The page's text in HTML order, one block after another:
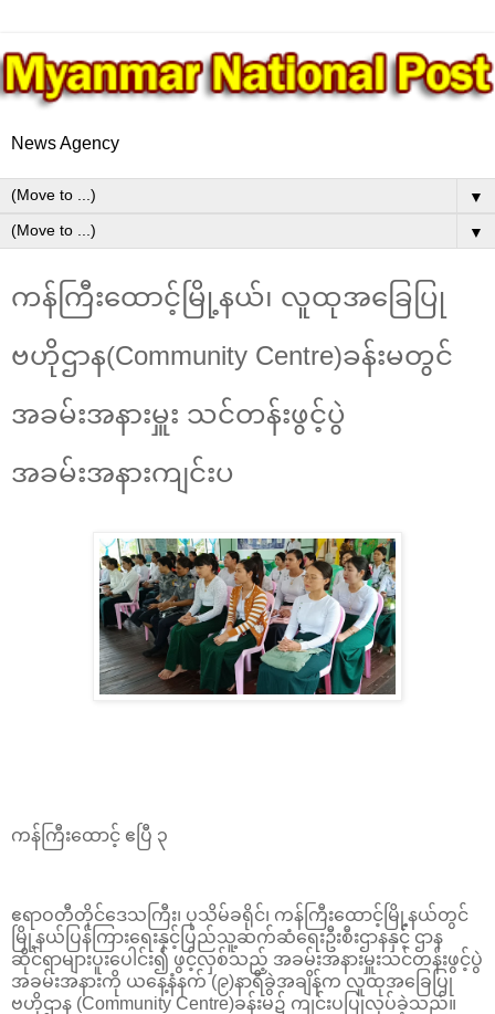
News Agency
▼
▼
ကန်ကြီးထောင့်မြို့နယ်၊ လူထုအခြေပြု
ဗဟိုဌာန(Community Centre)ခန်းမတွင်
အခမ်းအနားမှူး သင်တန်းဖွင့်ပွဲ
အခမ်းအနားကျင်းပ
ကန်ကြီးထောင့် ဧပြီ ၃
ဧရာဝတီတိုင်ဒေသကြီး၊ ပုသိမ်ခရိုင်၊ ကန်ကြီးထောင့်မြို့နယ်တွင်
မြို့နယ်ပြန်ကြားရေးနှင့်ပြည်သူ့ဆက်ဆံရေးဦးစီးဌာနနှင့် ဌာန
ဆိုင်ရာများပူးပေါင်း၍ ဖွင့်လှစ်သည့် အခမ်းအနားမှူးသင်တန်းဖွင့်ပွဲ
အခမ်းအနားကို ယနေ့နံနက် (၉)နာရီခွဲအချိန်က လူထုအခြေပြု
ဗဟိုဌာန (Community Centre)ခန်းမ၌ ကျင်းပပြုလုပ်ခဲ့သည်။